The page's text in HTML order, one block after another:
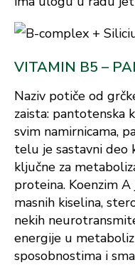
VITAMIN B5 –
Naziv potiče od
zaista: pantotenska
svim namirnicama,
telu je sastavni deo
ključne za
proteina. Koenzim
masnih kiselina,
nekih
energije u
sposobnostima i